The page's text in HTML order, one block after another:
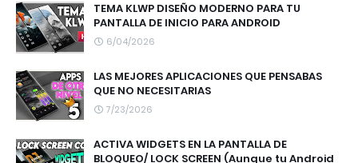
TEMA KLWP DISEÑO MODERNO PARA TU
PANTALLA DE INICIO PARA ANDROID
6/04/2026
LAS MEJORES APLICACIONES QUE PENSABAS
QUE NO NECESITARIAS
7/23/2026
ACTIVA WIDGETS EN LA PANTALLA DE
BLOQUEO/ LOCK SCREEN (Aunque tu Android